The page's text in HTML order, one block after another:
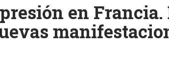
en Francia.